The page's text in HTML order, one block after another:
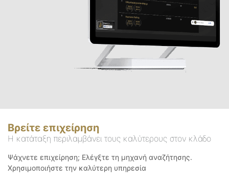
Βρείτε επιχείρηση
Η κατάταξη περιλαμβάνει τους καλύτερους στον κλάδο
Ψάχνετε επιχείρηση; Ελέγξτε τη μηχανή αναζήτησης.
Χρησιμοποιήστε την καλύτερη υπηρεσία